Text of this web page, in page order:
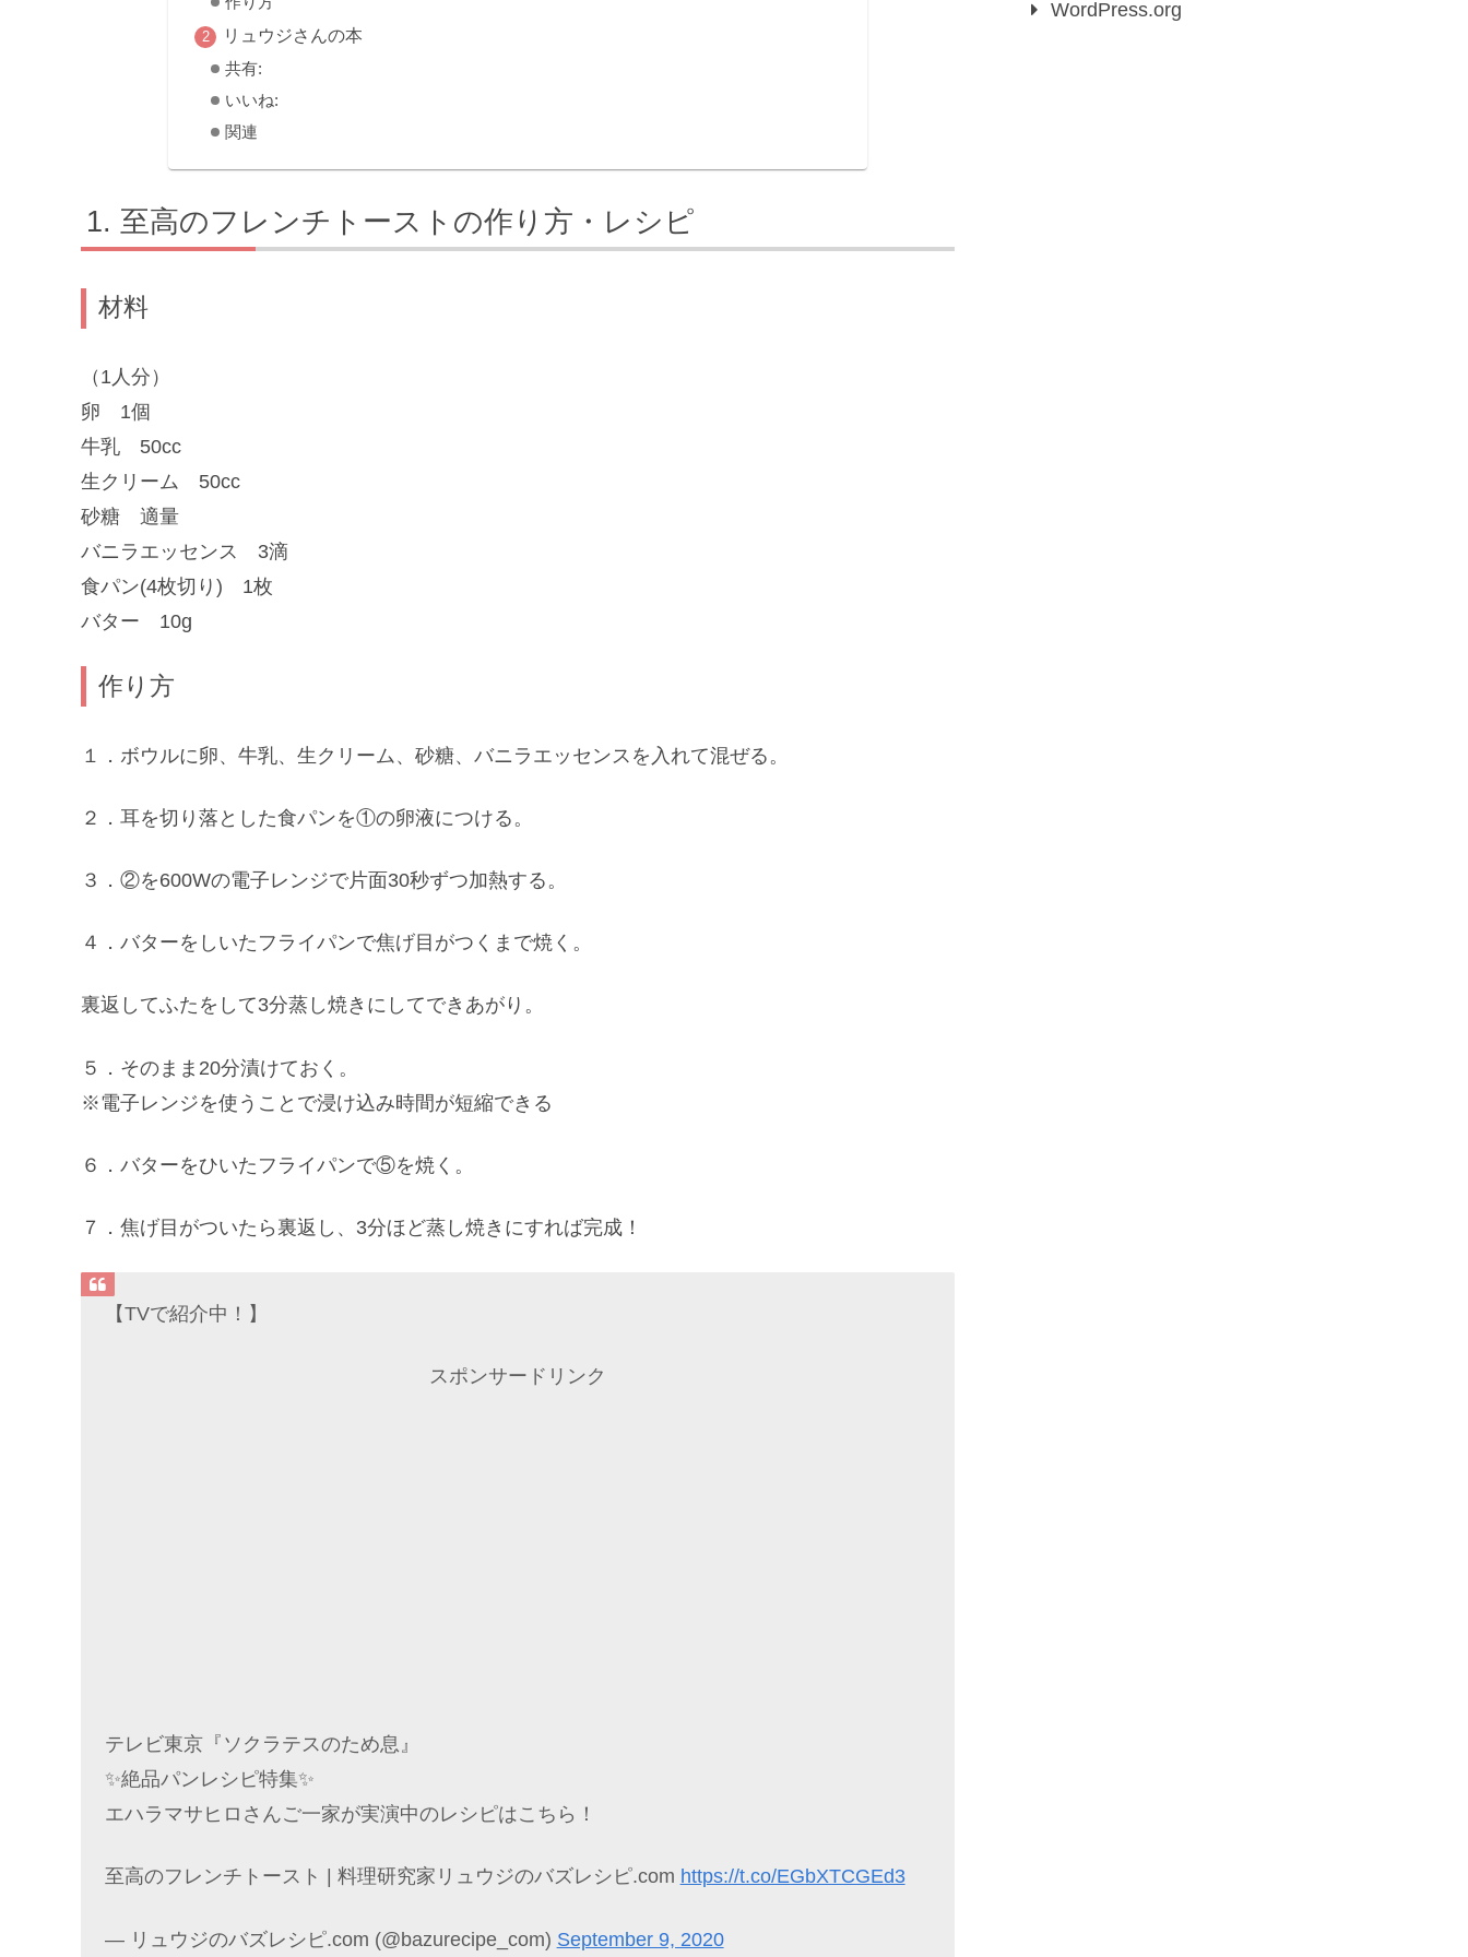
リュウジさんの本
共有:
いいね:
関連
至高のフレンチトーストの作り方・レシピ
材料
（1人分）
卵 1個
牛乳 50cc
生クリーム 50cc
砂糖 適量
バニラエッセンス 3滴
食パン(4枚切り) 1枚
バター 10g
作り方
１．ボウルに卵、牛乳、生クリーム、砂糖、バニラエッセンスを入れて混ぜる。
２．耳を切り落とした食パンを①の卵液につける。
３．②を600Wの電子レンジで片面30秒ずつ加熱する。
４．バターをしいたフライパンで焦げ目がつくまで焼く。
裏返してふたをして3分蒸し焼きにしてできあがり。
５．そのまま20分漬けておく。
※電子レンジを使うことで浸け込み時間が短縮できる
６．バターをひいたフライパンで⑤を焼く。
７．焦げ目がついたら裏返し、3分ほど蒸し焼きにすれば完成！
【TVで紹介中！】
スポンサードリンク
テレビ東京『ソクラテスのため息』
✨絶品パンレシピ特集✨
エハラマサヒロさんご一家が実演中のレシピはこちら！
至高のフレンチトースト | 料理研究家リュウジのバズレシピ.com https://t.co/EGbXTCGEd3
— リュウジのバズレシピ.com (@bazurecipe_com) September 9, 2020
WordPress.org